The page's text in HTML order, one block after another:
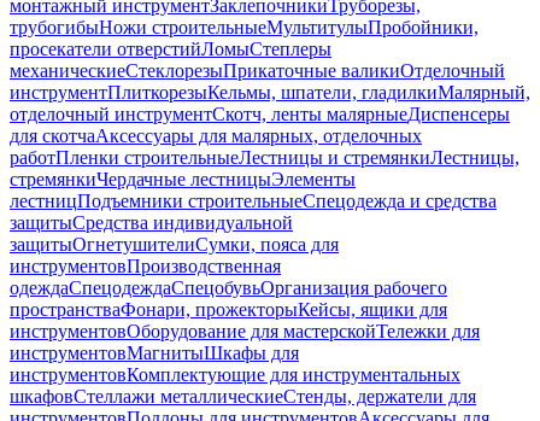
монтажный инструментЗаклепочникиТруборезы,
трубогибыНожи строительныеМультитулыПробойники,
просекатели отверстийЛомыСтеплеры
механическиеСтеклорезыПрикаточные валикиОтделочный
инструментПлиткорезыКельмы, шпатели, гладилкиМалярный,
отделочный инструментСкотч, ленты малярныеДиспенсеры
для скотчаАксессуары для малярных, отделочных
работПленки строительныеЛестницы и стремянкиЛестницы,
стремянкиЧердачные лестницыЭлементы
лестницПодъемники строительныеСпецодежда и средства
защитыСредства индивидуальной
защитыОгнетушителиСумки, пояса для
инструментовПроизводственная
одеждаСпецодеждаСпецобувьОрганизация рабочего
пространстваФонари, прожекторыКейсы, ящики для
инструментовОборудование для мастерскойТележки для
инструментовМагнитыШкафы для
инструментовКомплектующие для инструментальных
шкафовСтеллажи металлическиеСтенды, держатели для